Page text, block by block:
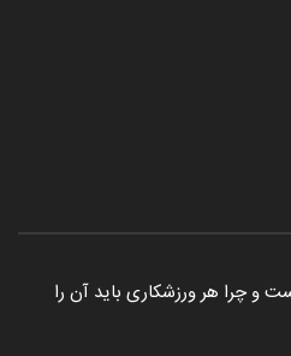
و چرا هر ورزشکاری باید آن را